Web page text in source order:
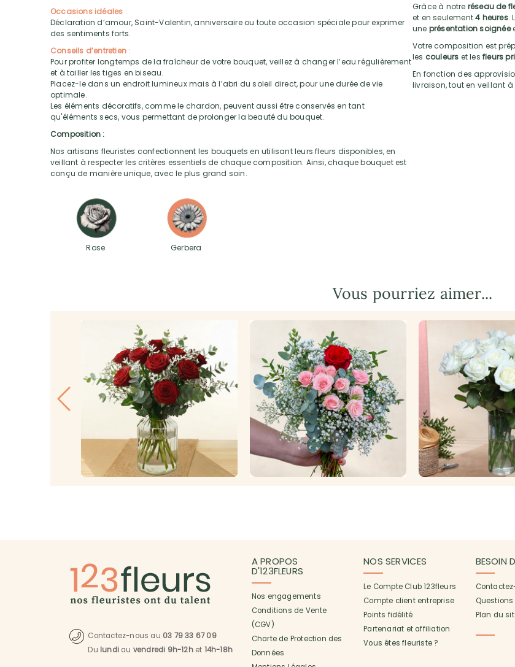
Occasions idéales :
Déclaration d’amour, Saint-Valentin, anniversaire ou toute occasion spéciale pour exprimer
des sentiments forts.
Conseils d’entretien :
Pour profiter longtemps de la fraîcheur de votre bouquet, veillez à changer l’eau régulièrement
et à tailler les tiges en biseau.
Placez-le dans un endroit lumineux mais à l’abri du soleil direct, pour une durée de vie
optimale.
Les éléments décoratifs, comme le chardon, peuvent aussi être conservés en tant
qu'éléments secs, vous permettant de prolonger la beauté du bouquet.
Composition :
Nos artisans fleuristes confectionnent les bouquets en utilisant leurs fleurs disponibles, en
veillant à respecter les critères essentiels de chaque composition. Ainsi, chaque bouquet est
conçu de manière unique, avec le plus grand soin.
Rose Gerbera
Grâce à notre réseau de
et en seulement4 heures.
une présentation soignée
Votre composition est
les couleurs et lesfleurs
En fonction des
livraison, tout en veillant
Vous pourriez aimer...
Contactez-nous au 03 79 33 67 09
Du lundi au vendredi 9h-12het 14h-18h
A PROPOS
D'123FLEURS
Nos engagements
Conditions de Vente
(CGV)
Charte de Protection des
Données
NOS SERVICES
Le Compte Club 123fleurs
Compte client entreprise
Points fidélité
Partenariat et affiliation
Vous êtes fleuriste ?
BESOIN
Plan du